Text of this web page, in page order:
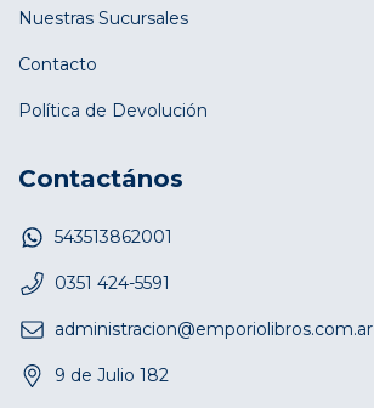
Nuestras Sucursales
Contacto
Política de Devolución
Contactános
543513862001
0351 424-5591
administracion@emporiolibros.com.ar
9 de Julio 182